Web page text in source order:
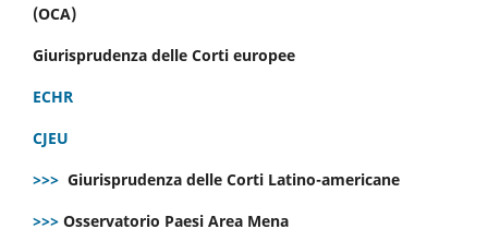
(OCA)
Giurisprudenza delle Corti europee
ECHR
CJEU
>>> Giurisprudenza delle Corti Latino-americane
>>> Osservatorio Paesi Area Mena